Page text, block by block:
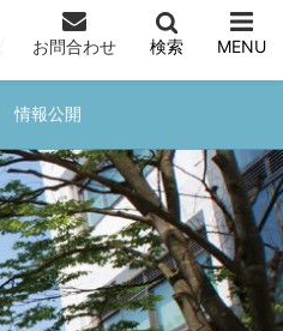
お問合わせ 検索 MENU
情報公開